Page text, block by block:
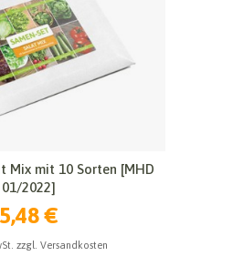
Mix mit 10 Sorten [MHD
01/2022]
5,48 €
zzgl. Versandkosten